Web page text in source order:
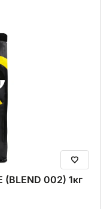
(BLEND 002) 1кг